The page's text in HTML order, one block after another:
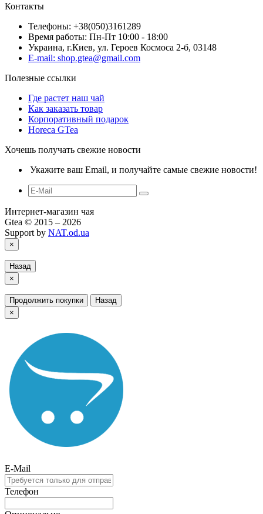
Контакты
Телефоны: +38(050)3161289
Время работы: Пн-Пт 10:00 - 18:00
Украина, г.Киев, ул. Героев Космоса 2-б, 03148
E-mail: shop.gtea@gmail.com
Полезные ссылки
Где растет наш чай
Как заказать товар
Корпоративный подарок
Horeca GTea
Хочешь получать свежие новости
Укажите ваш Email, и получайте самые свежие новости!
Интернет-магазин чая
Gtea © 2015 – 2026
Support by NAT.od.ua
×
Назад
×
Продолжить покупки
Назад
×
E-Mail
Телефон